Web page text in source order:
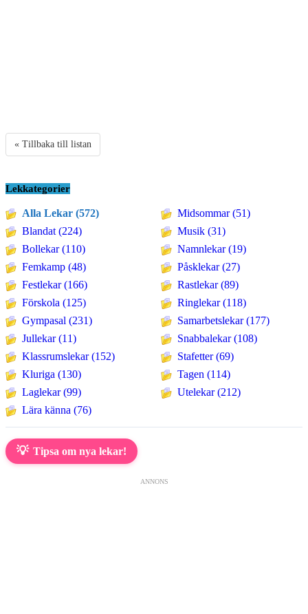
« Tillbaka till listan
Lekkategorier
Alla Lekar (572)
Blandat (224)
Bollekar (110)
Femkamp (48)
Festlekar (166)
Förskola (125)
Gympasal (231)
Jullekar (11)
Klassrumslekar (152)
Kluriga (130)
Laglekar (99)
Lära känna (76)
Midsommar (51)
Musik (31)
Namnlekar (19)
Påsklekar (27)
Rastlekar (89)
Ringlekar (118)
Samarbetslekar (177)
Snabbalekar (108)
Stafetter (69)
Tagen (114)
Utelekar (212)
💡 Tipsa om nya lekar!
ANNONS